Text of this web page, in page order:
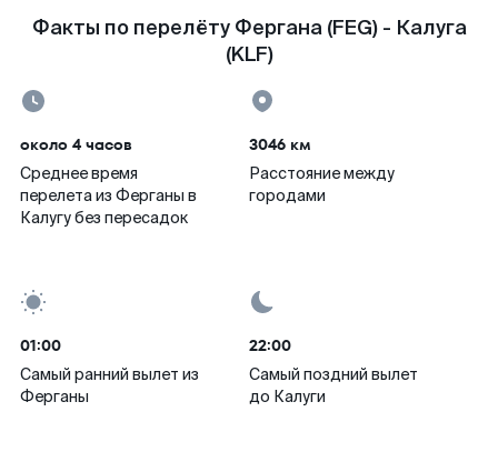
Факты по перелёту Фергана (FEG) - Калуга
(KLF)
около 4 часов
Среднее время
перелета из Ферганы в
Калугу без пересадок
3046 км
Расстояние между
городами
01:00
Самый ранний вылет из
Ферганы
22:00
Самый поздний вылет
до Калуги